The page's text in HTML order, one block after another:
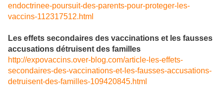
endoctrinee-poursuit-des-parents-pour-proteger-les-
vaccins-112317512.html
Les effets secondaires des vaccinations et les fausses
accusations détruisent des familles
http://expovaccins.over-blog.com/article-les-effets-
secondaires-des-vaccinations-et-les-fausses-accusations-
detruisent-des-familles-109420845.html